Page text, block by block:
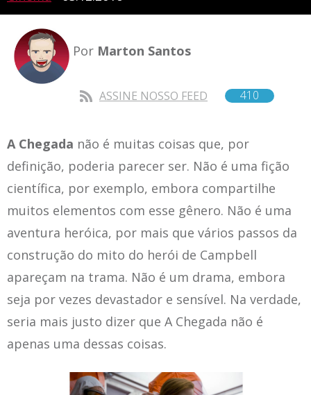
Por Marton Santos
ASSINE NOSSO FEED 410
A Chegada não é muitas coisas que, por
definição, poderia parecer ser. Não é uma fição
científica, por exemplo, embora compartilhe
muitos elementos com esse gênero. Não é uma
aventura heróica, por mais que vários passos da
construção do mito do herói de Campbell
apareçam na trama. Não é um drama, embora
seja por vezes devastador e sensível. Na verdade,
seria mais justo dizer que A Chegada não é
apenas uma dessas coisas.